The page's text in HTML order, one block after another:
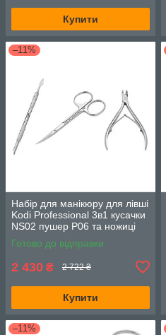
Купити
–11%
Набір для манікюру для лівші
Kodi Professional 3в1 кусачки
NS02 пушер P06 та ножиці
S04
Готово до відправки
2 430 ₴ 2 722 ₴
Купити
–11%